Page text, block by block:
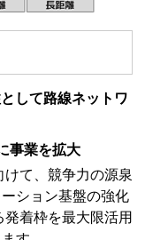
して路線ネットワ
事業を拡大
けて、競争力の源泉
ション基盤の強化
着枠を最大限活用